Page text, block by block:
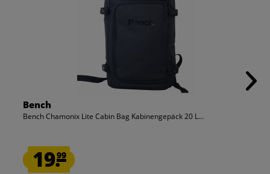
Bench
Bench Chamonix Lite Cabin Bag Kabinengepäck 20 L...
19.99